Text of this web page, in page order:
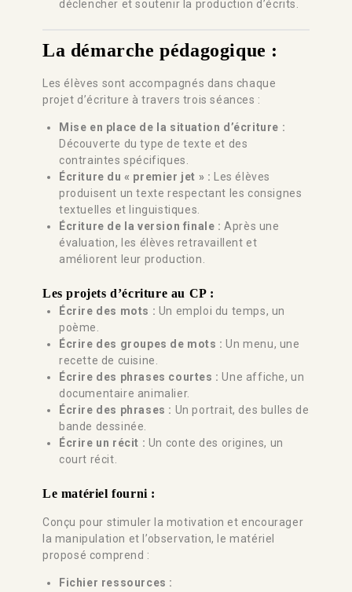
déclencher et soutenir la production d’écrits.
La démarche pédagogique :
Les élèves sont accompagnés dans chaque
projet d’écriture à travers trois séances :
Mise en place de la situation d’écriture :
Découverte du type de texte et des
contraintes spécifiques.
Écriture du « premier jet » : Les élèves
produisent un texte respectant les consignes
textuelles et linguistiques.
Écriture de la version finale : Après une
évaluation, les élèves retravaillent et
améliorent leur production.
Les projets d’écriture au CP :
Écrire des mots : Un emploi du temps, un
poème.
Écrire des groupes de mots : Un menu, une
recette de cuisine.
Écrire des phrases courtes : Une affiche, un
documentaire animalier.
Écrire des phrases : Un portrait, des bulles de
bande dessinée.
Écrire un récit : Un conte des origines, un
court récit.
Le matériel fourni :
Conçu pour stimuler la motivation et encourager
la manipulation et l’observation, le matériel
proposé comprend :
Fichier ressources :